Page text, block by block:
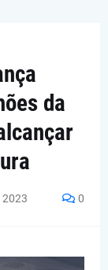
da
2023 0